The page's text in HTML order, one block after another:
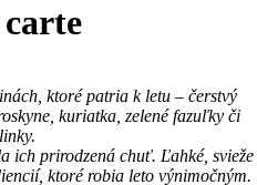
ktoré patria k letu – čerstvý
kuriatka, zelené fazuľky či
ich prirodzená chuť. Ľahké, svieže
ktoré robia leto výnimočným.